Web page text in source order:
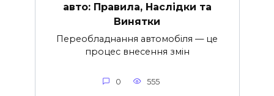
авто: Правила, Наслідки та
Винятки
Переобладнання автомобіля — це
процес внесення змін
0 555